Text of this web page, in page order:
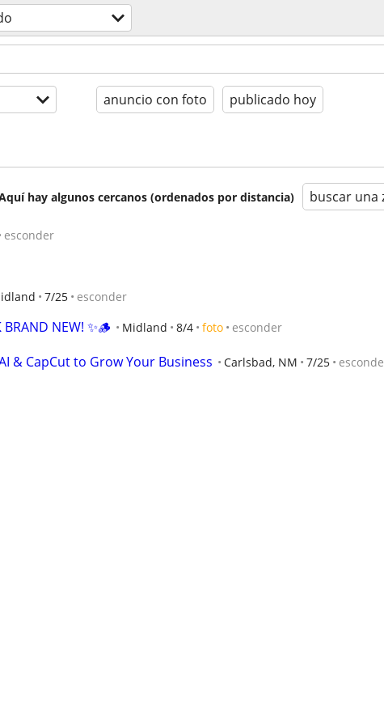
anuncio con foto publicado hoy
hay algunos cercanos (ordenados por distancia) buscar una
esconder
7/25 esconder
BRAND NEW! ✨🪵 Midland 8/4 foto esconder
& CapCut to Grow Your Business Carlsbad, NM 7/25